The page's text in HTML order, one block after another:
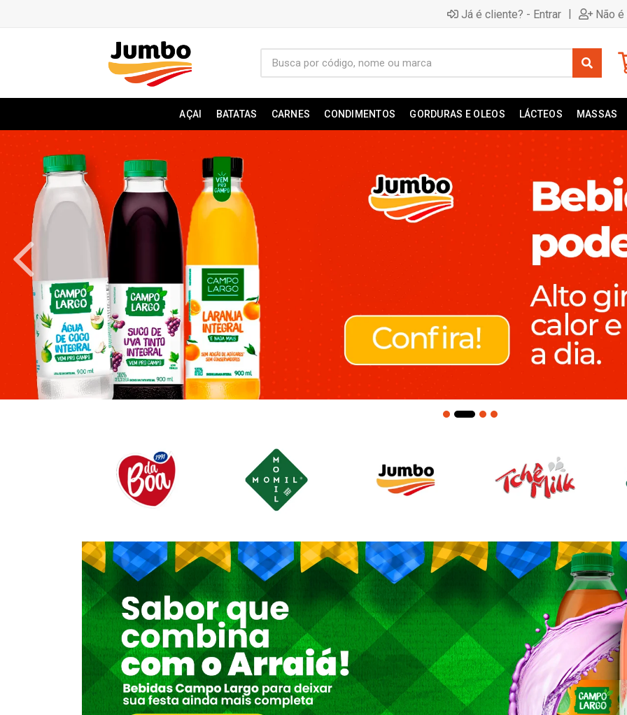
Já é cliente? - Entrar | Não
AÇAI BATATAS CARNES CONDIMENTOS GORDURAS E OLEOS LÁCTEOS MASSAS